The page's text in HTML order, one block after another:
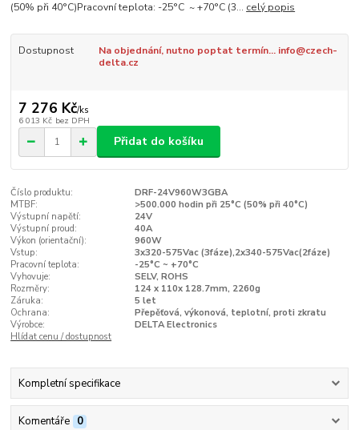
(50% při 40°C)Pracovní teplota: -25°C ~ +70°C (3... celý popis
Dostupnost
Na objednání, nutno poptat termín... info@czech-
delta.cz
7 276 Kč/ks
6 013 Kč bez DPH
Přidat do košíku
Číslo produktu:
DRF-24V960W3GBA
MTBF:
>500.000 hodin při 25°C (50% při 40°C)
Výstupní napětí:
24V
Výstupní proud:
40A
Výkon (orientační):
960W
Vstup:
3x320-575Vac (3fáze),2x340-575Vac(2fáze)
Pracovní teplota:
-25°C ~ +70°C
Vyhovuje:
SELV, ROHS
Rozměry:
124 x 110x 128.7mm, 2260g
Záruka:
5 let
Ochrana:
Přepěťová, výkonová, teplotní, proti zkratu
Výrobce:
DELTA Electronics
Hlídat cenu / dostupnost
Kompletní specifikace
Komentáře 0